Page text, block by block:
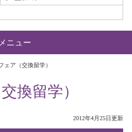
ェア（交換留学）
換留学）
2012年4月25日更新